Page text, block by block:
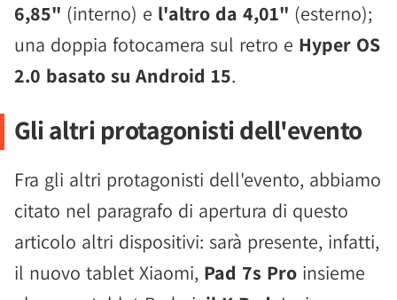
6,85" (interno) e l'altro da 4,01" (esterno);
una doppia fotocamera sul retro e Hyper OS
2.0 basato su Android 15.
Gli altri protagonisti dell'evento
Fra gli altri protagonisti dell'evento, abbiamo
citato nel paragrafo di apertura di questo
articolo altri dispositivi: sarà presente, infatti,
il nuovo tablet Xiaomi, Pad 7s Pro insieme